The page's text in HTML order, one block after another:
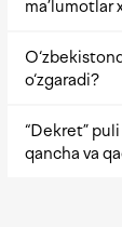
ma’lumotlar
o‘zgaradi?
“Dekret”
qancha va